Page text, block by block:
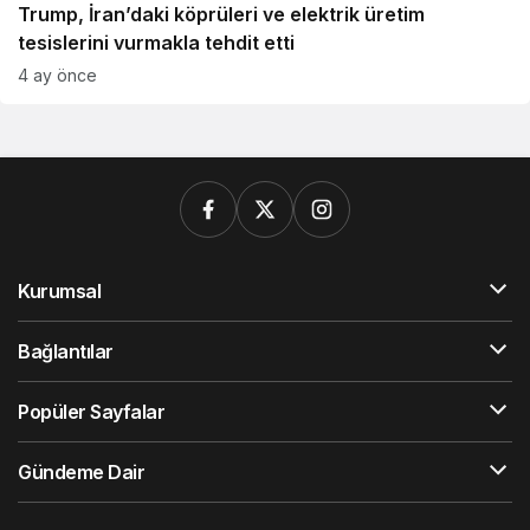
Trump, İran’daki köprüleri ve elektrik üretim
tesislerini vurmakla tehdit etti
4 ay önce
Kurumsal
Bağlantılar
Popüler Sayfalar
Gündeme Dair